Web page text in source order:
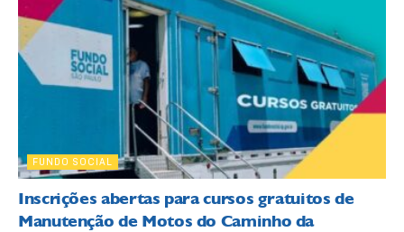
FUNDO SOCIAL
Inscrições abertas para cursos gratuitos de
Manutenção de Motos do Caminho da